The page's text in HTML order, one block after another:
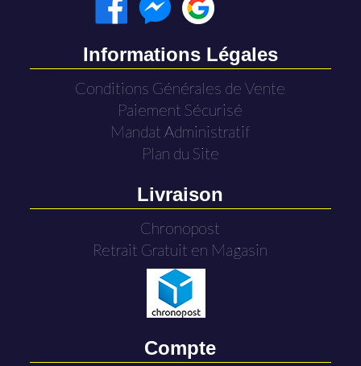
Informations Légales
Conditions Générales de Vente
Paiement Sécurisé
Mandat Administratif
Plan du Site
Livraison
Chronopost
Retrait Gratuit en Magasin
Compte